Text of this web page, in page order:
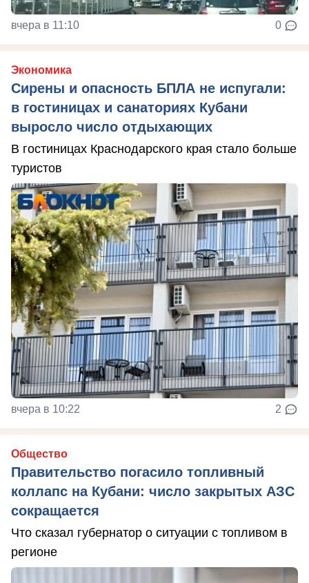
вчера в 11:10 0
Экономика
Сирены и опасность БПЛА не испугали:
в гостиницах и санаториях Кубани
выросло число отдыхающих
В гостиницах Краснодарского края стало больше
туристов
вчера в 10:22 2
Общество
Правительство погасило топливный
коллапс на Кубани: число закрытых АЗС
сокращается
Что сказал губернатор о ситуации с топливом в
регионе